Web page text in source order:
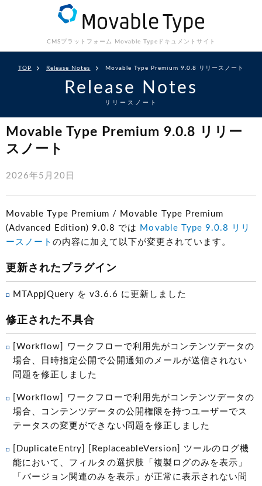
CMSプラットフォーム Movable Type ドキュメントサイト
TOP Release Notes Movable Type Premium 9.0.8 リリースノート
Release Notes
リリースノート
Movable Type Premium 9.0.8 リリー
スノート
2026年5月20日
Movable Type Premium / Movable Type Premium
(Advanced Edition) 9.0.8 では Movable Type 9.0.8 リリ
ースノートの内容に加えて以下が変更されています。
更新されたプラグイン
MTAppjQuery を v3.6.6 に更新しました
修正された不具合
[Workflow] ワークフローで利用先がコンテンツデータの
場合、日時指定公開で公開通知のメールが送信されない
問題を修正しました
[Workflow] ワークフローで利用先がコンテンツデータの
場合、コンテンツデータの公開権限を持つユーザーでス
テータスの変更ができない問題を修正しました
[DuplicateEntry] [ReplaceableVersion] ツールのログ機
能において、フィルタの選択肢「複製ログのみを表示」
「バージョン関連のみを表示」が正常に表示されない問